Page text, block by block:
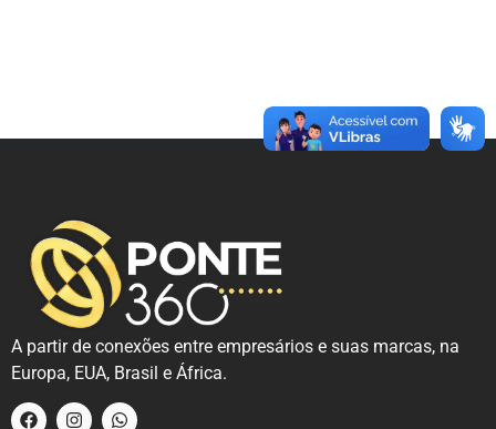
A partir de conexões entre empresários e suas marcas, na
Europa, EUA, Brasil e África.